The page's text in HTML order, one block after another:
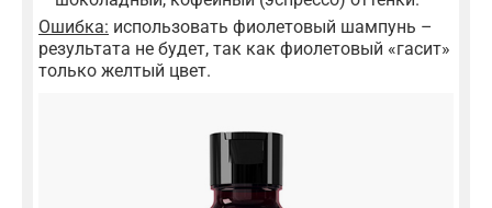
Ошибка: использовать фиолетовый шампунь –
результата не будет, так как фиолетовый «гасит»
только желтый цвет.